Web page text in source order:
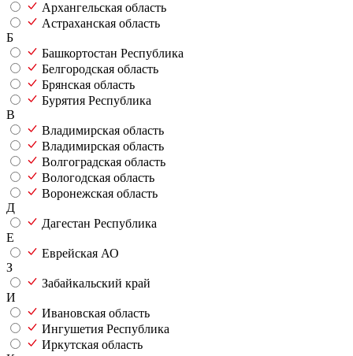
Архангельская область
Астраханская область
Б
Башкортостан Республика
Белгородская область
Брянская область
Бурятия Республика
В
Владимирская область
Владимирская область
Волгоградская область
Вологодская область
Воронежская область
Д
Дагестан Республика
Е
Еврейская АО
З
Забайкальский край
И
Ивановская область
Ингушетия Республика
Иркутская область